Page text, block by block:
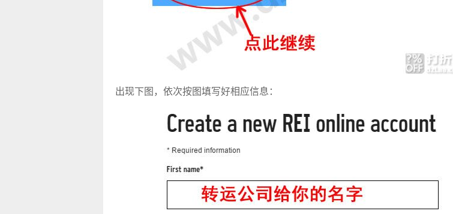
出现下图，依次按图填写好相应信息：